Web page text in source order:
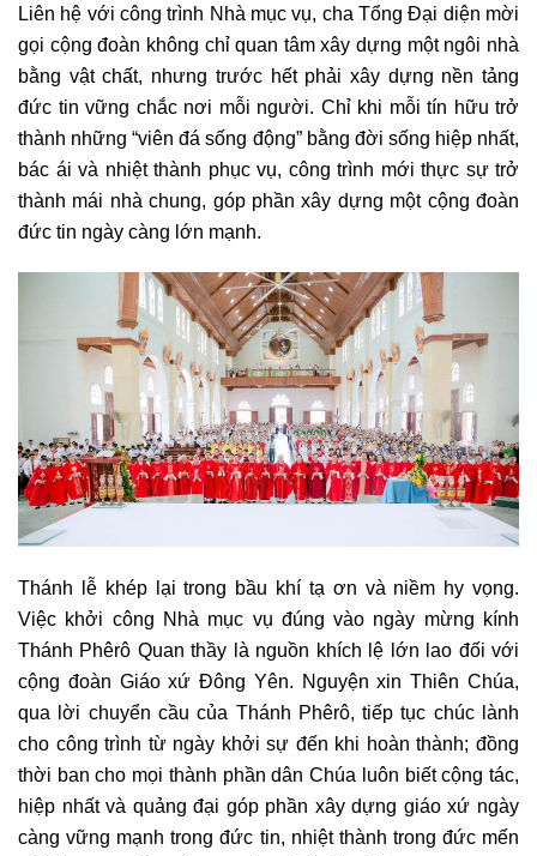
Liên hệ với công trình Nhà mục vụ, cha Tổng Đại diện mời
gọi cộng đoàn không chỉ quan tâm xây dựng một ngôi nhà
bằng vật chất, nhưng trước hết phải xây dựng nền tảng
đức tin vững chắc nơi mỗi người. Chỉ khi mỗi tín hữu trở
thành những “viên đá sống động” bằng đời sống hiệp nhất,
bác ái và nhiệt thành phục vụ, công trình mới thực sự trở
thành mái nhà chung, góp phần xây dựng một cộng đoàn
đức tin ngày càng lớn mạnh.
Thánh lễ khép lại trong bầu khí tạ ơn và niềm hy vọng.
Việc khởi công Nhà mục vụ đúng vào ngày mừng kính
Thánh Phêrô Quan thầy là nguồn khích lệ lớn lao đối với
cộng đoàn Giáo xứ Đông Yên. Nguyện xin Thiên Chúa,
qua lời chuyển cầu của Thánh Phêrô, tiếp tục chúc lành
cho công trình từ ngày khởi sự đến khi hoàn thành; đồng
thời ban cho mọi thành phần dân Chúa luôn biết cộng tác,
hiệp nhất và quảng đại góp phần xây dựng giáo xứ ngày
càng vững mạnh trong đức tin, nhiệt thành trong đức mến